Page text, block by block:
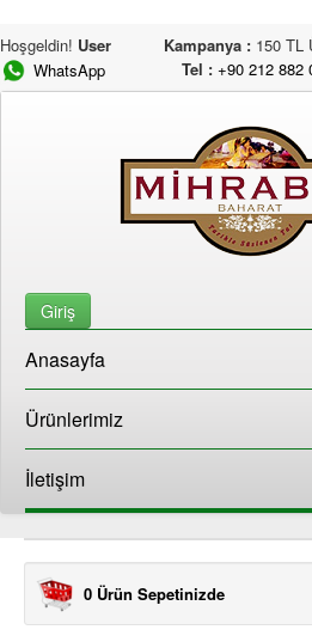
Hoşgeldin! User Kampanya : 150 TL
Tel : +90 212 882
WhatsApp
Giriş
Anasayfa
Ürünlerimiz
İletişim
0 Ürün Sepetinizde